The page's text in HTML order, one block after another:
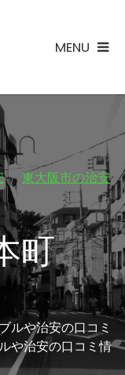
MENU
東大阪市の治安
町
ルや治安の口コミ
や治安の口コミ情